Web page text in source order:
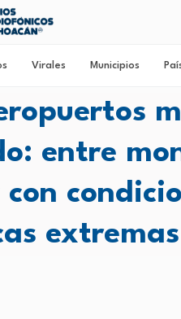
Virales Municipios
entre
extremas